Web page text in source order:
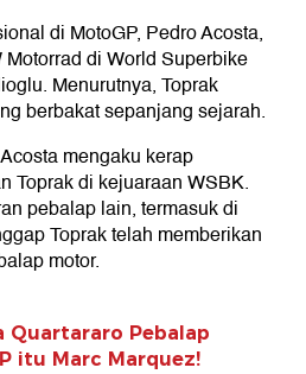
di MotoGP, Pedro Acosta,
di World Superbike
Menurutnya, Toprak
berbakat sepanjang sejarah.
mengaku kerap
Toprak di kejuaraan WSBK.
pebalap lain, termasuk di
Toprak telah memberikan
motor.
Quartararo Pebalap
itu Marc Marquez!